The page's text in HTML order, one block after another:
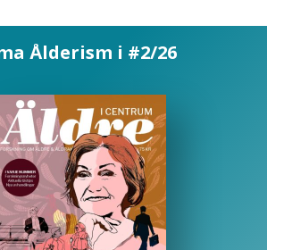
Ålderism i #2/26